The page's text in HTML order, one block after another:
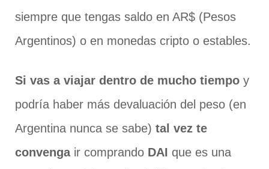
siempre que tengas saldo en AR$ (Pesos
Argentinos) o en monedas cripto o estables.
Si vas a viajar dentro de mucho tiempo y
podría haber más devaluación del peso (en
Argentina nunca se sabe) tal vez te
convengair comprando DAI que es una